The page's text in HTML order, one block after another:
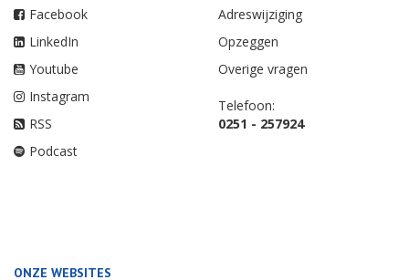
Facebook
LinkedIn
Youtube
Instagram
RSS
Podcast
Adreswijziging
Opzeggen
Overige vragen
Telefoon:
0251 - 257924
ONZE WEBSITES